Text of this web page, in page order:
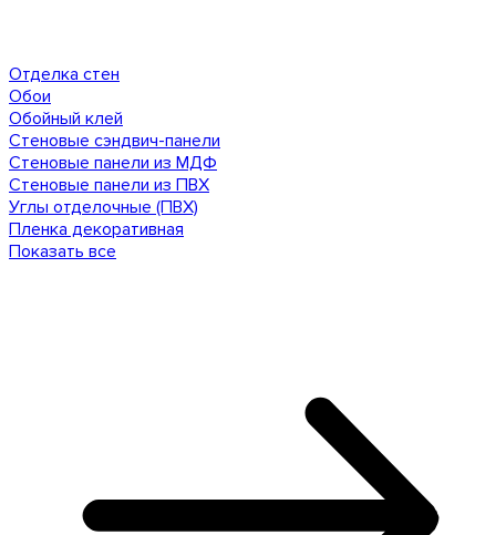
Отделка стен
Обои
Обойный клей
Стеновые сэндвич-панели
Стеновые панели из МДФ
Стеновые панели из ПВХ
Углы отделочные (ПВХ)
Пленка декоративная
Показать все